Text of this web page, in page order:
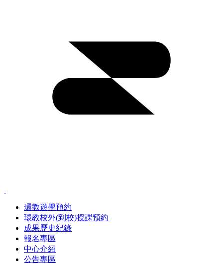
環教遊學預約
環教校外(到校)授課預約
成果歷史紀錄
報名專區
中心介紹
公告專區